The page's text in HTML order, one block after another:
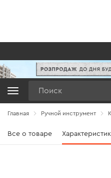
Главная Ручной инструмент
Все о товаре